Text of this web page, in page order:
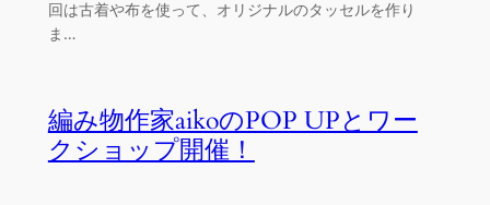
回は古着や布を使って、オリジナルのタッセルを作り
ま…
編み物作家aikoのPOP UPとワー
クショップ開催！